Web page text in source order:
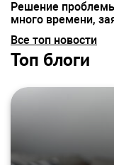
Решение
много времени,
Все топ новости
Топ блоги